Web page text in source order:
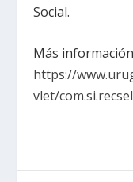
Social.
Más
https://
vlet/